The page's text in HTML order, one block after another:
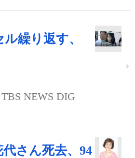
繰り返す、
TBS NEWS DIG
さん死去、94